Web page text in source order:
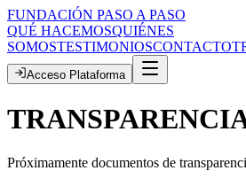
FUNDACIÓN PASO A PASO
QUÉ HACEMOSQUIÉNES
SOMOSTESTIMONIOSCONTACTO
Acceso Plataforma
Próximamente documentos de